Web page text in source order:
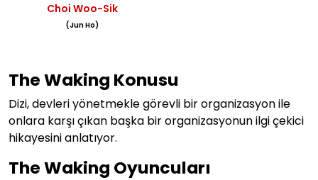
Choi Woo-Sik
(Jun Ho)
The Waking Konusu
Dizi, devleri yönetmekle görevli bir organizasyon ile
onlara karşı çıkan başka bir organizasyonun ilgi çekici
hikayesini anlatıyor.
The Waking Oyuncuları